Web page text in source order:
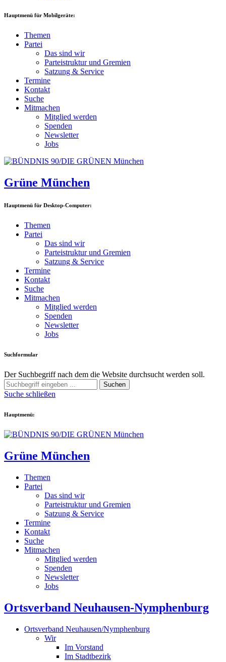
Hauptmenü für Mobilgeräte:
Themen
Partei
Das sind wir
Parteistruktur und Gremien
Satzung & Service
Termine
Kontakt
Suche
Mitmachen
Mitglied werden
Spenden
Newsletter
Jobs
Grüne München
Hauptmenü für Desktop-Computer:
Themen
Partei
Das sind wir
Parteistruktur und Gremien
Satzung & Service
Termine
Kontakt
Suche
Mitmachen
Mitglied werden
Spenden
Newsletter
Jobs
Suchformular
Der Suchbegriff nach dem die Website durchsucht werden soll.
Suchen
Suche schließen
Hauptmenü:
Grüne München
Themen
Partei
Das sind wir
Parteistruktur und Gremien
Satzung & Service
Termine
Kontakt
Suche
Mitmachen
Mitglied werden
Spenden
Newsletter
Jobs
Ortsverband Neuhausen-Nymphenburg
Ortsverband Neuhausen/Nymphenburg
Wir
Im Vorstand
Im Stadtbezirk